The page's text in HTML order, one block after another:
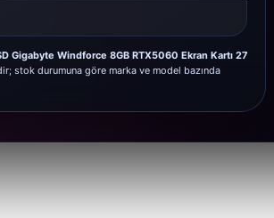
Gigabyte Windforce 8GB RTX5060 Ekran Kartı 27
stok durumuna göre marka ve model bazında